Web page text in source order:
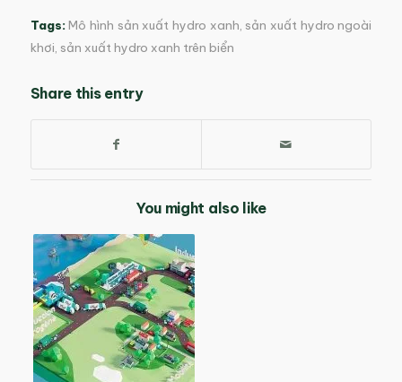
Tags: Mô hình sản xuất hydro xanh, sản xuất hydro ngoài
khơi, sản xuất hydro xanh trên biển
Share this entry
You might also like